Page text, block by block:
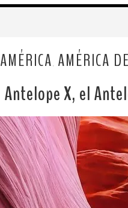
AMÉRICA AMÉRICA
Antelope X, el